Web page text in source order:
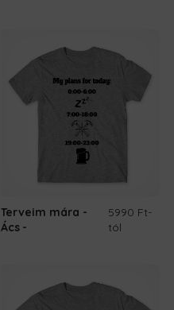
Terveim mára -
Ács
5990 Ft-
tól